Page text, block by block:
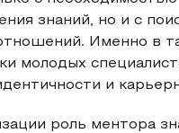
знаний, но и с
Именно в
молодых
и
роль ментора